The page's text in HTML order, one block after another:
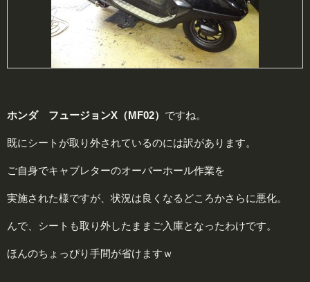
ホンダ フュージョンX（MF02） ですね。
既にシートが取り外されているのには訳があります。
ご自身でキャブレターのオーバーホール作業を
実施された様ですが、状況は良くなるどころかさらに悪化。
んで、シートも取り外したままご入庫となったわけです。
ほんのちょっぴり手間が省けますｗ